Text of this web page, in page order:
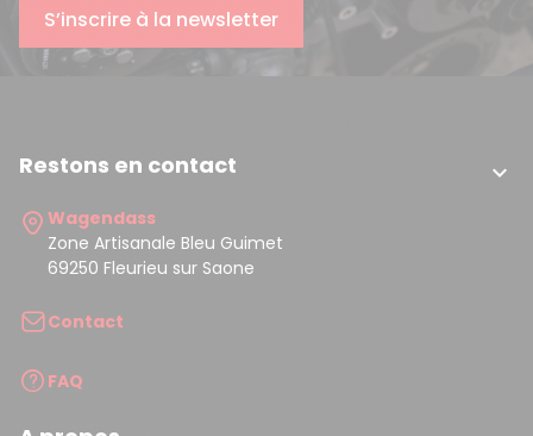
S’inscrire à la newsletter
Restons en contact 
Wagendass
Zone Artisanale Bleu Guimet
69250 Fleurieu sur Saone
Contact
FAQ